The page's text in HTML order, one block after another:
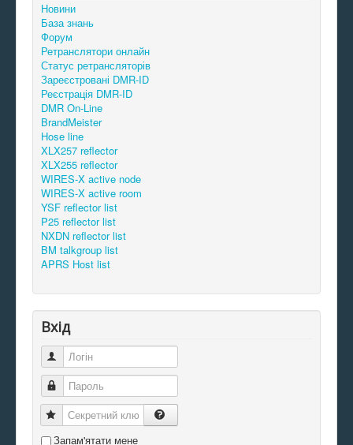
Новини
База знань
Форум
Ретранслятори онлайн
Статус ретрансляторів
Зареєстровані DMR-ID
Реєстрація DMR-ID
DMR On-Line
BrandMeister
Hose line
XLX257 reflector
XLX255 reflector
WIRES-X active node
WIRES-X active room
YSF reflector list
P25 reflector list
NXDN reflector list
BM talkgroup list
APRS Host list
Вхід
Логін
Пароль
Секретний ключ
Запам'ятати мене